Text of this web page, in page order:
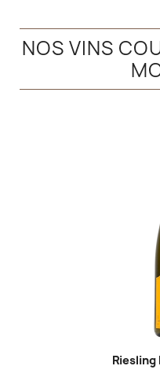
NOS VINS